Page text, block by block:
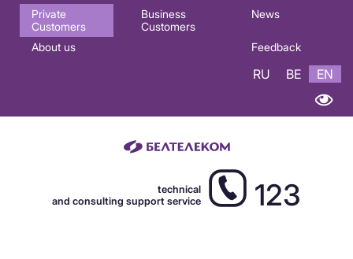
Основная
навигация
Private
Customers
Business
Customers
News
About us Feedback
RU BE EN
technical
and consulting support service
123